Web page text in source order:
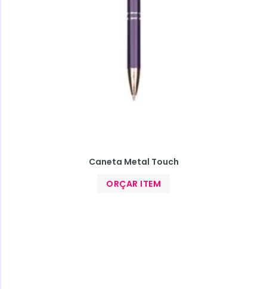
Caneta Metal Touch
ORÇAR ITEM